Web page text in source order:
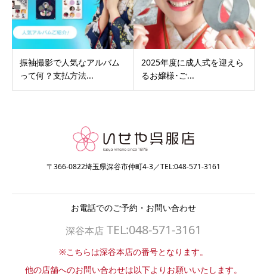
振袖撮影で人気なアルバム
って何？支払方法...
2025年度に成人式を迎えら
るお嬢様･ご...
〒366-0822埼玉県深谷市仲町4-3／TEL:048-571-3161
お電話でのご予約・お問い合わせ
深谷本店 TEL:048-571-3161
※こちらは深谷本店の番号となります。
他の店舗へのお問い合わせは以下よりお願いいたします。